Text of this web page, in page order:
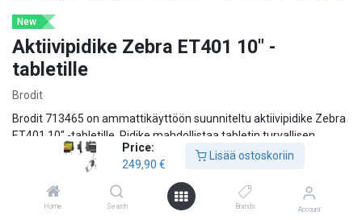
Price:
249,90 €
Lisää ostoskoriin
Home Search Brands Account
New
Aktiivipidike Zebra ET401 10" -
tabletille
Brodit
Brodit 713465 on ammattikäyttöön suunniteltu aktiivipidike Zebra
ET401 10" -tabletille. Pidike mahdollistaa tabletin turvallisen
kiinnityksen ja samanaikaisen latauksen, mikä tekee siitä
erinomaisen ratkaisun esimerkiksi ajoneuvoihin, trukkeihin,
varastoihin, logistiikkakeskuksiin, huoltoajoneuvoihin ja
teollisuusympäristöihin.